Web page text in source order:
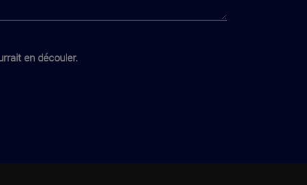
en découler.